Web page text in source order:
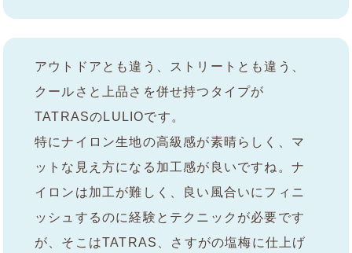
アウトドアとも違う、ストリートとも違う、
クールさと上品さを併せ持つタイプが
TATRASのLULIOです。
特にナイロン生地の高級感が素晴らしく、マ
ットな見え方になる加工感が良いですね。ナ
イロンは加工が難しく、良い風合いにフィニ
ッシュするのに経験とテクニックが必要です
が、そこはTATRAS、さすがの塩梅に仕上げ